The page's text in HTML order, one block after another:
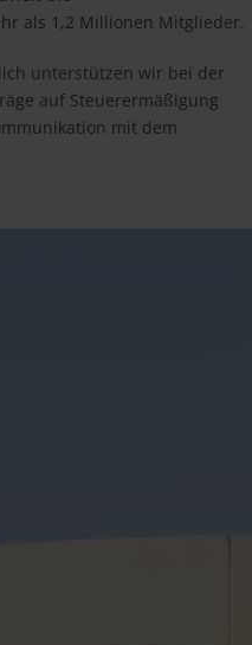
als 1,2 Millionen Mitglieder.
unterstützen wir bei der
auf Steuerermäßigung
mit dem